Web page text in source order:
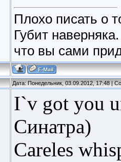
Плохо писать о
Губит
что вы сами
Дата: Понедельник, 03.09.2012, 17:48 |
I`v got you
Синатра)
Careles